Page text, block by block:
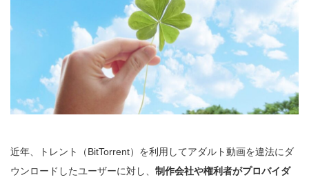
近年、トレント（BitTorrent）を利用してアダルト動画を違法にダ
ウンロードしたユーザーに対し、 制作会社や権利者がプロバイダ